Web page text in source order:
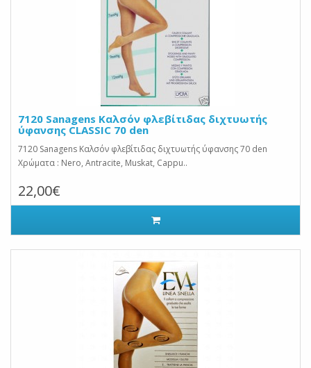
7120 Sanagens Καλσόν φλεβίτιδας διχτυωτής
ύφανσης CLASSIC 70 den
7120 Sanagens Καλσόν φλεβίτιδας διχτυωτής ύφανσης 70 den
Χρώματα : Nero, Antracite, Muskat, Cappu..
22,00€